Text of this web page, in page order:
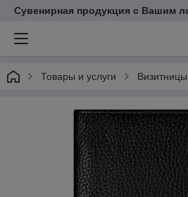
Сувенирная продукция с Вашим
Товары и услуги